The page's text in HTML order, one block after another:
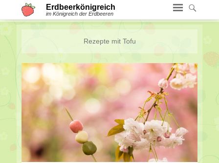
Erdbeerkönigreich
im Königreich der Erdbeeren
Rezepte mit Tofu